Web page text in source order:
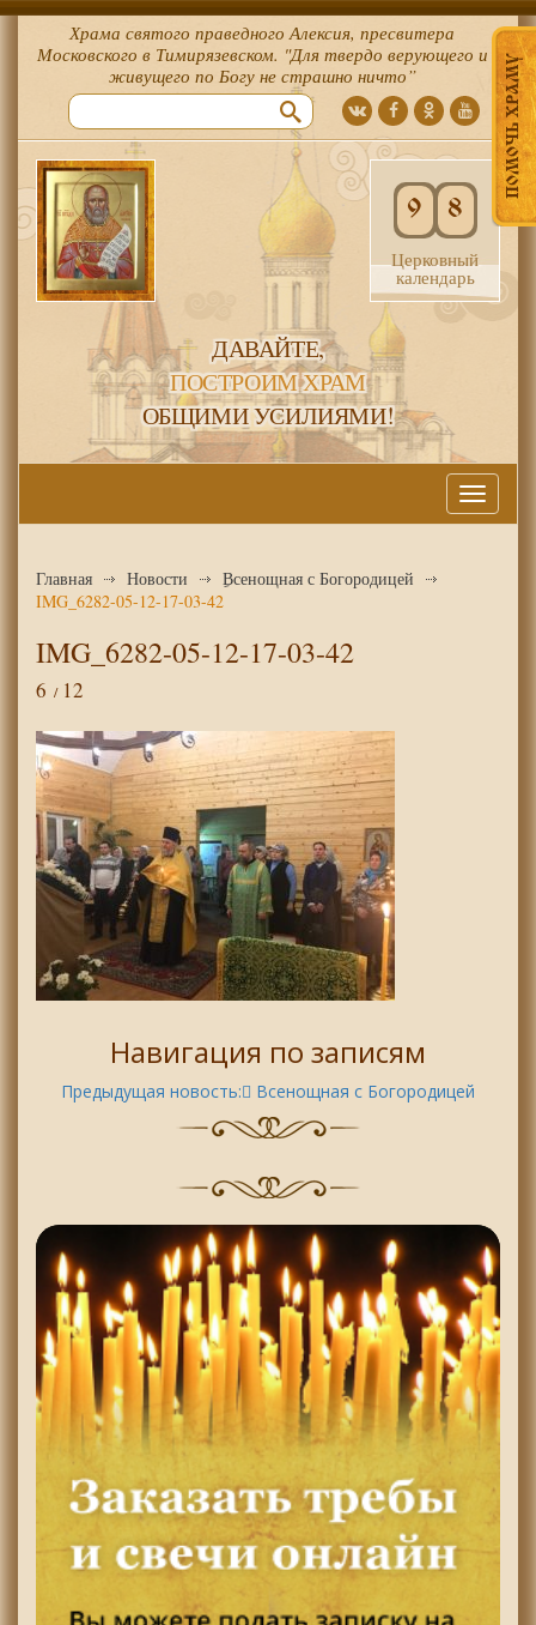
ПОМОЧЬ ХРАМУ
Храма святого праведного Алексия, пресвитера
Московского в Тимирязевском. "Для твердо верующего и
живущего по Богу не страшно ничто”
9 8
Церковный
календарь
ДАВАЙТЕ,
ПОСТРОИМ ХРАМ
ОБЩИМИ УСИЛИЯМИ!
Меню
Главная Новости
ِВсенощная с Богородицей
IMG_6282-05-12-17-03-42
IMG_6282-05-12-17-03-42
6 12
Навигация по записям
Предыдущая новость: ِВсенощная с Богородицей